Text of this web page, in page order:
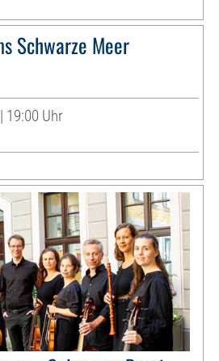
Schwarze Meer
19:00 Uhr